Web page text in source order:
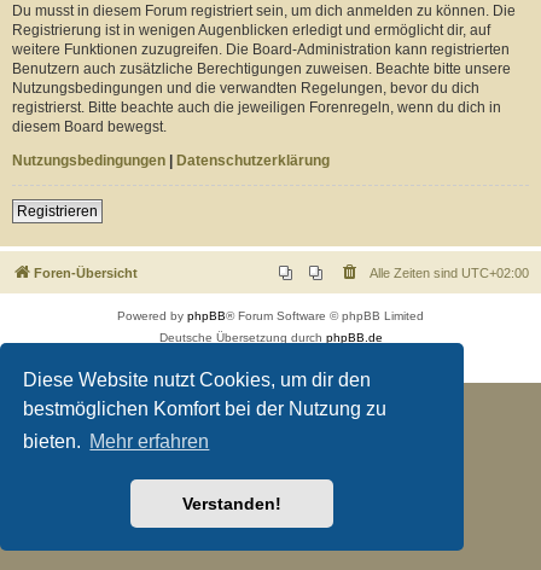
Diese Website nutzt Cookies, um dir den
bestmöglichen Komfort bei der Nutzung zu
bieten. Mehr erfahren
Verstanden!
Du musst in diesem Forum registriert sein, um dich anmelden zu können. Die
Registrierung ist in wenigen Augenblicken erledigt und ermöglicht dir, auf
weitere Funktionen zuzugreifen. Die Board-Administration kann registrierten
Benutzern auch zusätzliche Berechtigungen zuweisen. Beachte bitte unsere
Nutzungsbedingungen und die verwandten Regelungen, bevor du dich
registrierst. Bitte beachte auch die jeweiligen Forenregeln, wenn du dich in
diesem Board bewegst.
Nutzungsbedingungen | Datenschutzerklärung
Registrieren
Foren-Übersicht Alle Zeiten sind UTC+02:00
Powered by phpBB® Forum Software © phpBB Limited
Deutsche Übersetzung durch phpBB.de